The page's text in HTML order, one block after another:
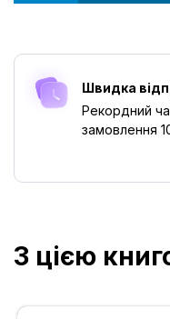
Швидка
Рекордний
замовлення
З цією